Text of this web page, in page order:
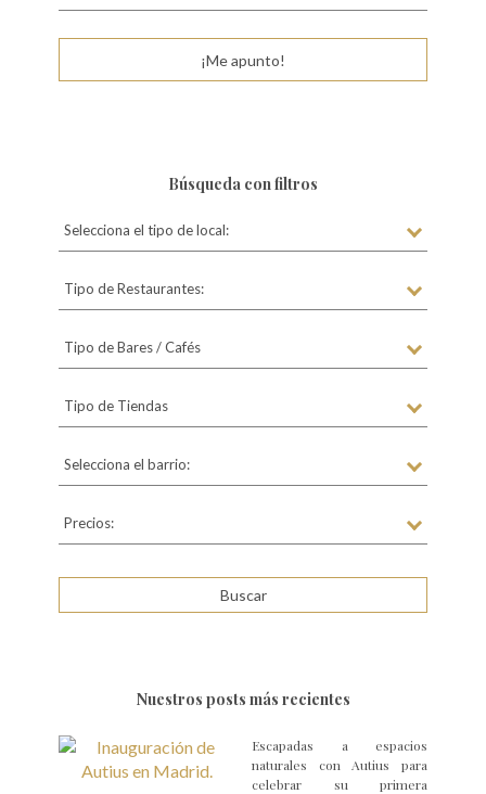
¡Me apunto!
Búsqueda con filtros
Selecciona el tipo de local:
Tipo de Restaurantes:
Tipo de Bares / Cafés
Tipo de Tiendas
Selecciona el barrio:
Precios:
Nuestros posts más recientes
Escapadas a espacios
naturales con Autius para
celebrar su primera